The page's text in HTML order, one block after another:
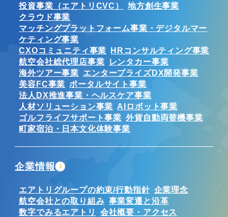
投資事業（エアトリCVC）
地方創生事業
クラウド事業
マッチングプラットフォーム事業・デジタルマー
ケティング事業
CXOコミュニティ事業
HRコンサルティング事業
航空会社総代理店事業
レンタカー事業
海外ツアー事業 エンタープライズDX開発事業
美容FC事業 ポータルサイト事業
法人DX推進事業・ヘルスケア事業
人材ソリューション事業 AIロボット事業
ゴルフライフサポート事業 外貨自動両替機事業
町家宿泊・日本文化体験事業
企業情報
エアトリグループの約束/行動指針 企業理念
航空会社との取り組み 事業変遷と沿革
数字でみるエアトリ
会社概要・アクセス